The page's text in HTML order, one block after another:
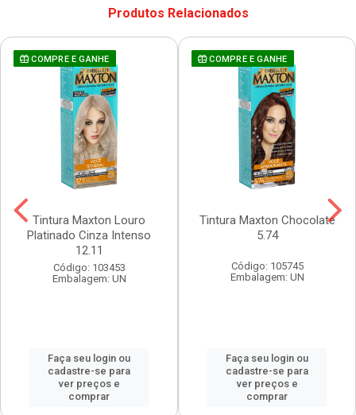
Produtos Relacionados
COMPRE E GANHE
Tintura Maxton Louro
Platinado Cinza Intenso
12.11
Código: 103453
Embalagem: UN
Faça seu login ou
cadastre-se para
ver preços e
comprar
COMPRE E GANHE
Tintura Maxton Chocolate
5.74
Código: 105745
Embalagem: UN
Faça seu login ou
cadastre-se para
ver preços e
comprar